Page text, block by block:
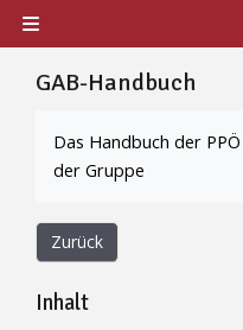
Zum Hauptinhalt
Website-Übersicht
GAB-Handbuch
Das Handbuch der
der Gruppe
Zurück
Inhalt